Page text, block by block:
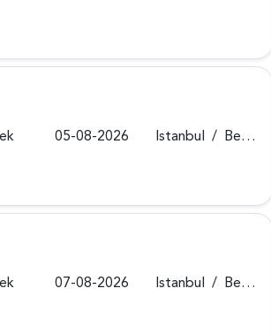
05-08-2026 Istanbul / Beykoz
07-08-2026 Istanbul / Beykoz